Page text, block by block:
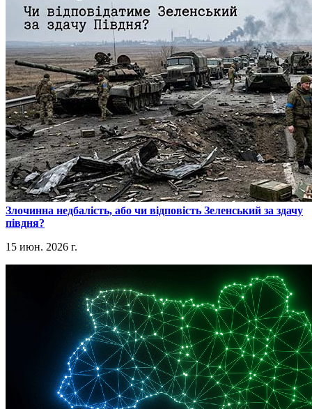
​Злочинна недбалість, або чи відповість Зеленський за здачу
півдня?
15 июн. 2026 г.